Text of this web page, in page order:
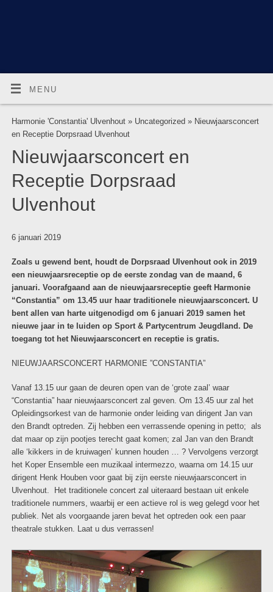
MENU
Harmonie 'Constantia' Ulvenhout» Uncategorized » Nieuwjaarsconcert
en Receptie Dorpsraad Ulvenhout
Nieuwjaarsconcert en
Receptie Dorpsraad
Ulvenhout
6 januari 2019
Zoals u gewend bent, houdt de Dorpsraad Ulvenhout ook in 2019
een nieuwjaarsreceptie op de eerste zondag van de maand, 6
januari. Voorafgaand aan de nieuwjaarsreceptie geeft Harmonie
“Constantia” om 13.45 uur haar traditionele nieuwjaarsconcert. U
bent allen van harte uitgenodigd om 6 januari 2019 samen het
nieuwe jaar in te luiden op Sport & Partycentrum Jeugdland. De
toegang tot het Nieuwjaarsconcert en receptie is gratis.
NIEUWJAARSCONCERT HARMONIE ”CONSTANTIA”
Vanaf 13.15 uur gaan de deuren open van de ‘grote zaal’ waar
“Constantia” haar nieuwjaarsconcert zal geven. Om 13.45 uur zal het
Opleidingsorkest van de harmonie onder leiding van dirigent Jan van
den Brandt optreden. Zij hebben een verrassende opening in petto; als
dat maar op zijn pootjes terecht gaat komen; zal Jan van den Brandt
alle ‘kikkers in de kruiwagen’ kunnen houden … ? Vervolgens verzorgt
het Koper Ensemble een muzikaal intermezzo, waarna om 14.15 uur
dirigent Henk Houben voor gaat bij zijn eerste nieuwjaarsconcert in
Ulvenhout. Het traditionele concert zal uiteraard bestaan uit enkele
traditionele nummers, waarbij er een actieve rol is weg gelegd voor het
publiek. Net als voorgaande jaren bevat het optreden ook een paar
theatrale stukken. Laat u dus verrassen!